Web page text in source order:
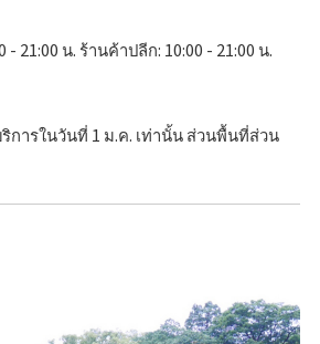
21:00 น. ร้านค้าปลีก: 10:00 - 21:00 น.
การในวันที่ 1 ม.ค. เท่านั้น ส่วนพื้นที่ส่วน